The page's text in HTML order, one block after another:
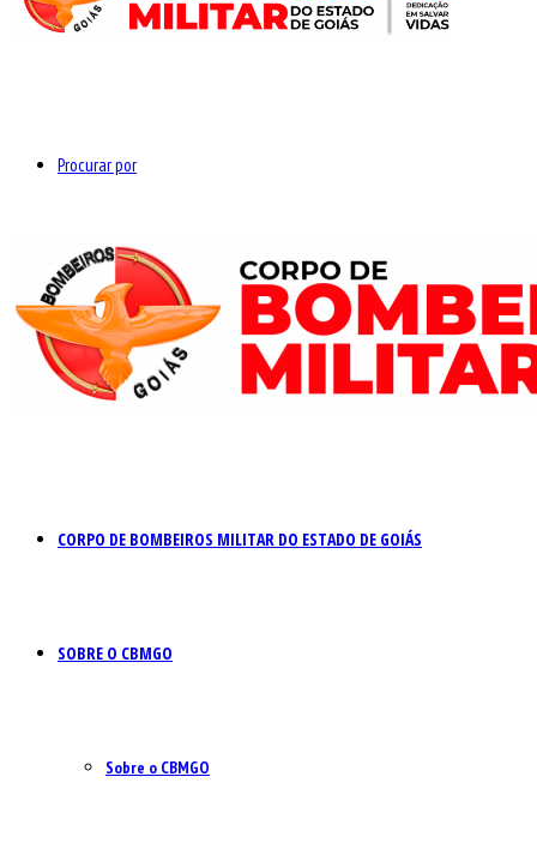
Procurar por
CORPO DE BOMBEIROS MILITAR DO ESTADO DE GOIÁS
SOBRE O CBMGO
Sobre o CBMGO